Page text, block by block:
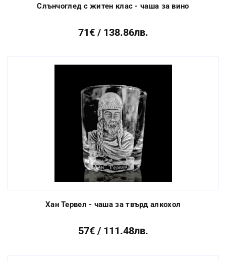
Слънчоглед с житен клас - чаша за вино
71€ / 138.86лв.
Хан Тервел - чаша за твърд алкохол
57€ / 111.48лв.